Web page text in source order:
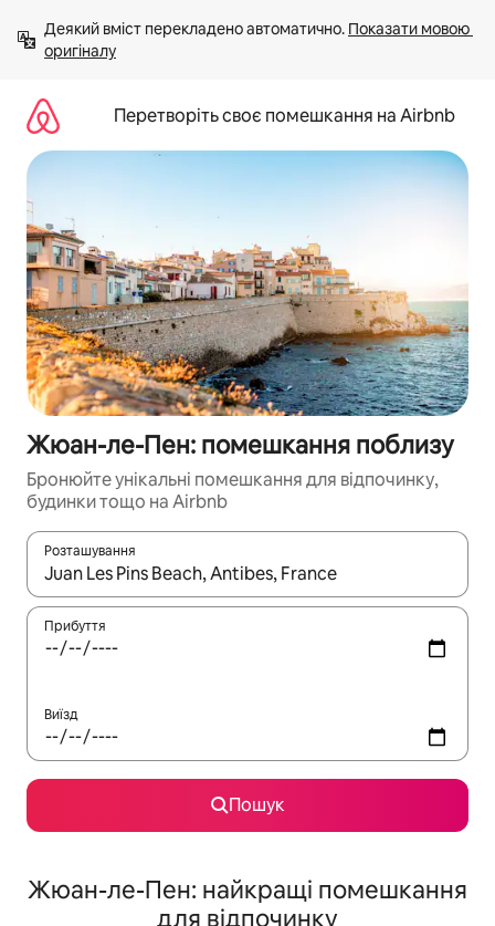
вмісту
Деякий вміст перекладено автоматично. Показати мовою
оригіналу
Перетворіть своє помешкання на Airbnb
Жюан-ле-Пен: помешкання поблизу
Бронюйте унікальні помешкання для відпочинку,
будинки тощо на Airbnb
Розташування
Отримавши результати пошуку, використовуйте для
Прибуття
Виїзд
Пошук
Жюан-ле-Пен: найкращі помешкання
для відпочинку